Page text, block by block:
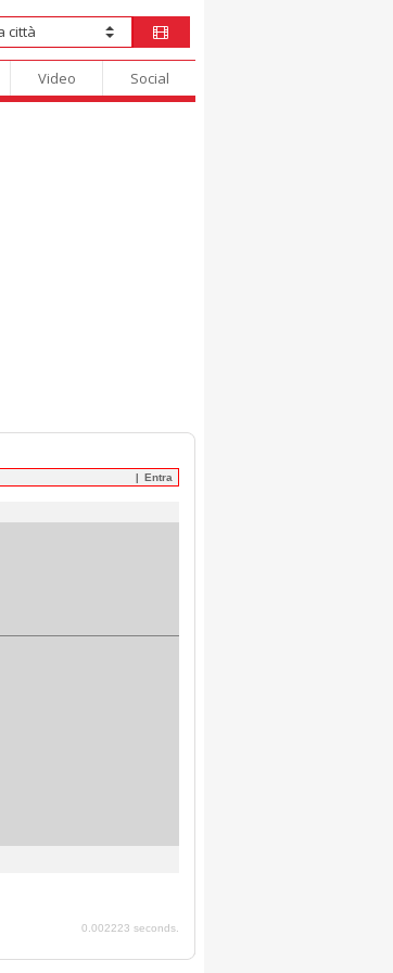
Video Social
Entra
0.002223 seconds.